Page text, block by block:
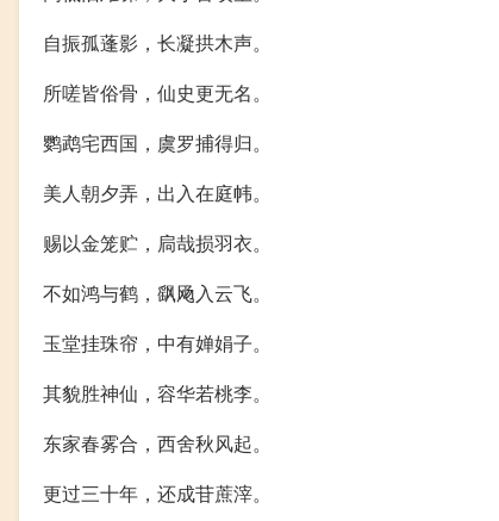
自振孤蓬影，长凝拱木声。
所嗟皆俗骨，仙史更无名。
鹦鹉宅西国，虞罗捕得归。
美人朝夕弄，出入在庭帏。
赐以金笼贮，扃哉损羽衣。
不如鸿与鹤，飖飏入云飞。
玉堂挂珠帘，中有婵娟子。
其貌胜神仙，容华若桃李。
东家春雾合，西舍秋风起。
更过三十年，还成苷蔗滓。